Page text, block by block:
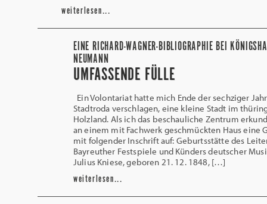
weiterlesen...
EINE RICHARD-WAGNER-BIBLIOGRAPHIE BEI
NEUMANN
UMFASSENDE FÜLLE
Ein Volontariat hatte mich Ende der sechziger
Stadtroda verschlagen, eine kleine Stadt im
Holzland. Als ich das beschauliche Zentrum
an einem mit Fachwerk geschmückten Haus eine
mit folgender Inschrift auf: Geburtsstätte des
Bayreuther Festspiele und Künders deutscher
Julius Kniese, geboren 21. 12. 1848, […]
weiterlesen...